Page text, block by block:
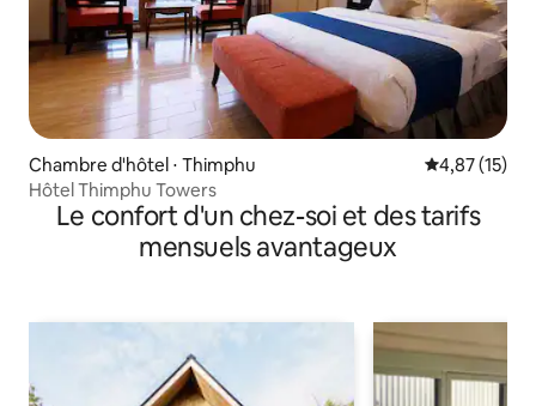
Chambre d'hôtel ⋅ Thimphu Évaluation
4,87 (15)
Hôtel Thimphu Towers
Le confort d'un chez-soi et des tarifs
mensuels avantageux